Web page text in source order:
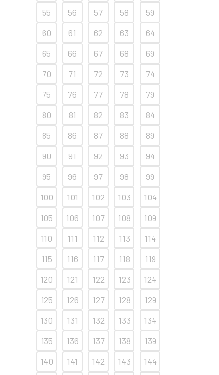
55
56 57 58
59
60
61 62 63
64
65
66 67 68
69
70
71 72 73
74
75
76 77 78
79
80
81 82 83
84
85
86 87 88
89
90
91 92 93
94
95
96 97 98
99
100
101 102 103
104
105
106 107 108
109
110
111 112 113
114
115
116 117 118
119
120
121 122 123
124
125
126 127 128
129
130
131 132 133
134
135
136 137 138
139
140
141 142 143
144